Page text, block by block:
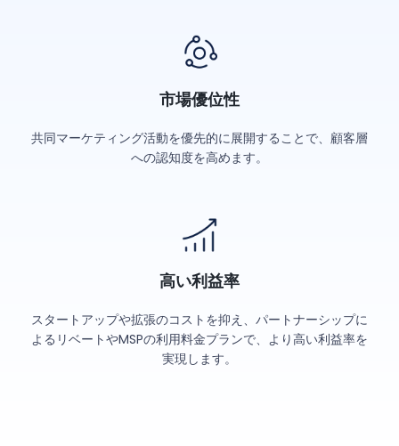
市場優位性
共同マーケティング活動を優先的に展開することで、顧客層
への認知度を高めます。
高い利益率
スタートアップや拡張のコストを抑え、パートナーシップに
よるリベートやMSPの利用料金プランで、より高い利益率を
実現します。